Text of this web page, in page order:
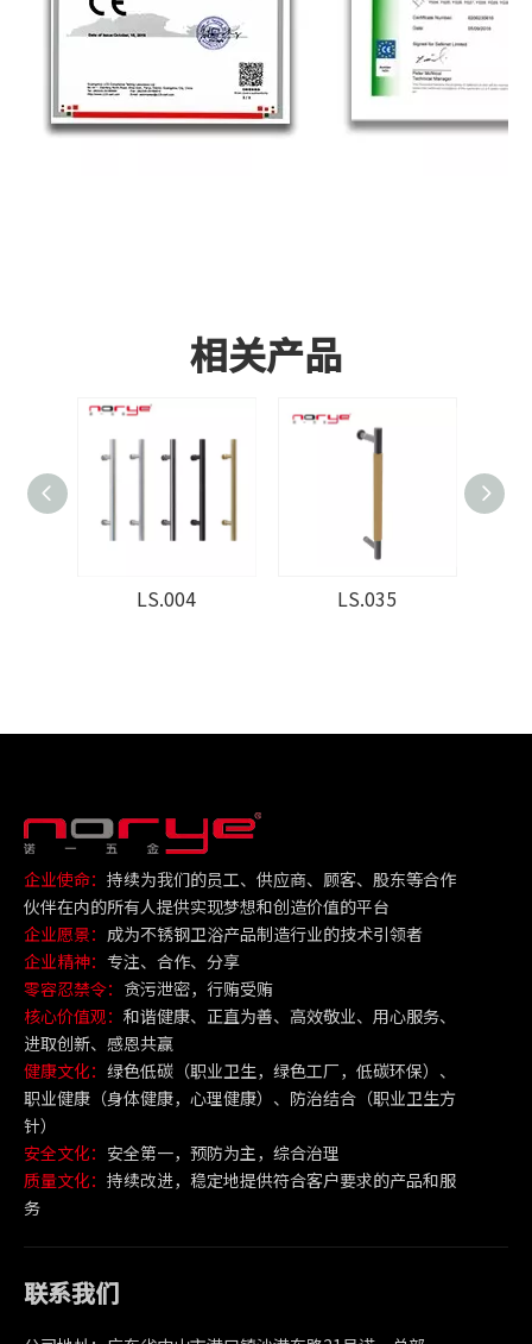
相关产品
LS.004 LS.035
企业使命： 持续为我们的员工、供应商、顾客、股东等合作
伙伴在内的所有人提供实现梦想和创造价值的平台
企业愿景： 成为不锈钢卫浴产品制造行业的技术引领者
企业精神： 专注、合作、分享
零容忍禁令： 贪污泄密，行贿受贿
核心价值观： 和谐健康、正直为善、高效敬业、用心服务、
进取创新、感恩共赢
健康文化： 绿色低碳（职业卫生，绿色工厂，低碳环保）、
职业健康（身体健康，心理健康）、防治结合（职业卫生方
针）
安全文化： 安全第一，预防为主，综合治理
质量文化： 持续改进，稳定地提供符合客户要求的产品和服
务
联系我们